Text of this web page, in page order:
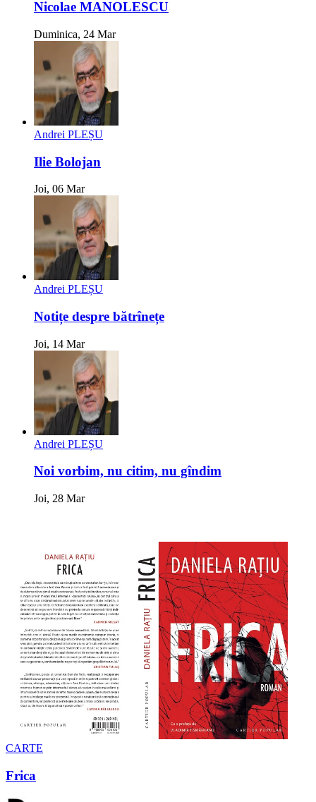
Nicolae MANOLESCU
Duminica, 24 Mar
Andrei PLEȘU
Ilie Bolojan
Joi, 06 Mar
Andrei PLEȘU
Notițe despre bătrînețe
Joi, 14 Mar
Andrei PLEȘU
Noi vorbim, nu citim, nu gîndim
Joi, 28 Mar
CARTE
Frica